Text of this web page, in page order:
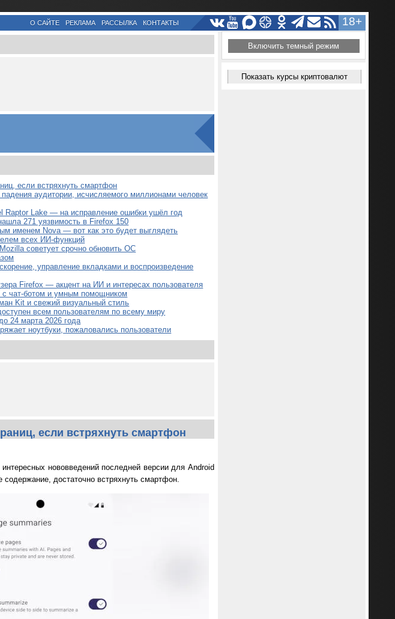
18+
О САЙТЕ РЕКЛАМА РАССЫЛКА КОНТАКТЫ
если встряхнуть смартфон
аудитории, исчисляемого миллионами человек
Raptor Lake — на исправление ошибки ушёл год
271 уязвимость в Firefox 150
именем Nova — вот как это будет выглядеть
всех ИИ-функций
советует срочно обновить ОС
управление вкладками и воспроизведение
Firefox — акцент на ИИ и интересах пользователя
с чат-ботом и умным помощником
Kit и свежий визуальный стиль
всем пользователям по всему миру
24 марта 2026 года
ноутбуки, пожаловались пользователи
если встряхнуть смартфон
нововведений последней версии для Android
достаточно встряхнуть смартфон.
Включить темный режим
Показать курсы криптовалют